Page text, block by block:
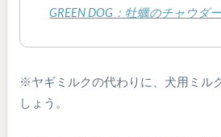
GREEN DOG：牡蠣のチャウダー
※ヤギミルクの代わりに、犬用ミル
しょう。